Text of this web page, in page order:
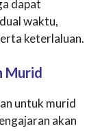
dapat
waktu,
keterlaluan.
Murid
untuk murid
akan